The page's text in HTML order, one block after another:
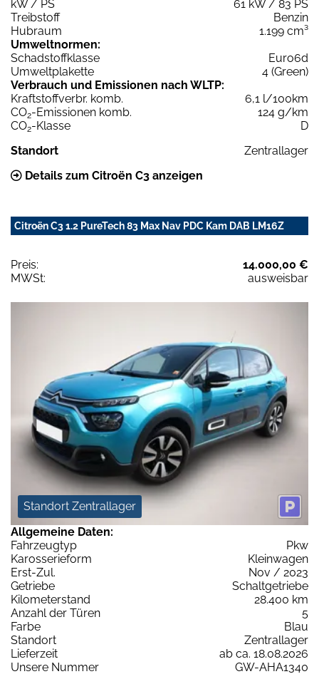
kW / PS
61 kW / 83 PS
Treibstoff
Benzin
Hubraum
1.199 cm³
Umweltnormen:
Schadstoffklasse
Euro6d
Umweltplakette
4 (Green)
Verbrauch und Emissionen nach WLTP:
Kraftstoffverbr. komb.
6,1 l/100km
CO2-Emissionen komb.
124 g/km
CO2-Klasse
D
Standort
Zentrallager
Details zum Citroën C3 anzeigen
Citroën C3 1.2 PureTech 83 Max Nav PDC Kam DAB LM16Z
Preis:
14.000,00 €
MWSt:
ausweisbar
Standort Zentrallager
Allgemeine Daten:
Fahrzeugtyp
Pkw
Karosserieform
Kleinwagen
Erst-Zul.
Nov / 2023
Getriebe
Schaltgetriebe
Kilometerstand
28.400 km
Anzahl der Türen
5
Farbe
Blau
Standort
Zentrallager
Lieferzeit
ab ca. 18.08.2026
Unsere Nummer
GW-AHA1340